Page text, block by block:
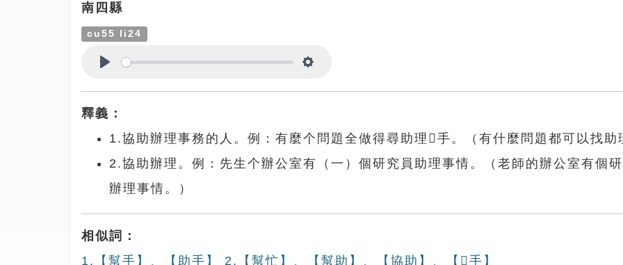
南四縣
cu55 li24
釋義：
1.協助辦理事務的人。例：有麼个問題全做得尋助理𢯭手。（有什麼問題都可以找助
2.協助辦理。例：先生个辦公室有（一）個研究員助理事情。（老師的辦公室有個
辦理事情。）
相似詞：
1.【幫手】 、 【助手】 2.【幫忙】 、 【幫助】 、 【協助】 、 【𢯭手】